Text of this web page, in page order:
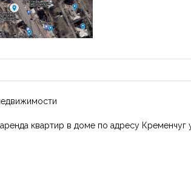
квартир в доме по адресу Кременчуг